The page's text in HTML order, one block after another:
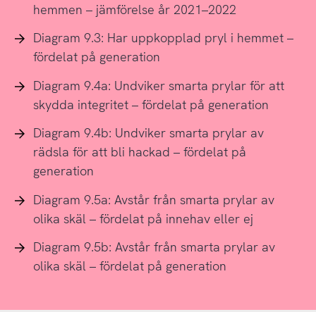
hemmen – jämförelse år 2021–2022
Diagram 9.3: Har uppkopplad pryl i hemmet –
fördelat på generation
Diagram 9.4a: Undviker smarta prylar för att
skydda integritet – fördelat på generation
Diagram 9.4b: Undviker smarta prylar av
rädsla för att bli hackad – fördelat på
generation
Diagram 9.5a: Avstår från smarta prylar av
olika skäl – fördelat på innehav eller ej
Diagram 9.5b: Avstår från smarta prylar av
olika skäl – fördelat på generation